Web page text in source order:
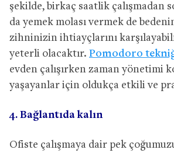
şekilde, birkaç saatlik çalışmadan
da yemek molası vermek de
zihninizin ihtiayçlarını
yeterli olacaktır. Pomodoro
evden çalışırken zaman yönetimi
yaşayanlar için oldukça etkili ve
4. Bağlantıda kalın
Ofiste çalışmaya dair pek